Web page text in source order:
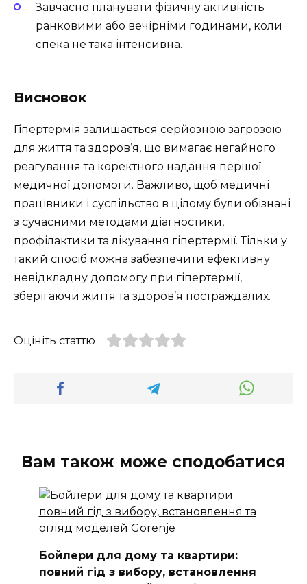
Завчасно планувати фізичну активність
ранковими або вечірніми годинами, коли
спека не така інтенсивна.
Висновок
Гіпертермія залишається серйозною загрозою
для життя та здоров’я, що вимагає негайного
реагування та коректного надання першої
медичної допомоги. Важливо, щоб медичні
працівники і суспільство в цілому були обізнані
з сучасними методами діагностики,
профілактики та лікування гіпертермії. Тільки у
такий спосіб можна забезпечити ефективну
невідкладну допомогу при гіпертермії,
зберігаючи життя та здоров’я постраждалих.
Оцініть статтю
Вам також може сподобатися
Бойлери для дому та квартири:
повний гід з вибору, встановлення